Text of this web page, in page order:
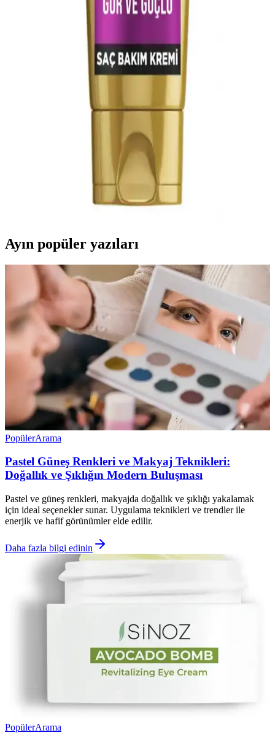
Kaminomoto Super Strength Hair Serum Gold, saç dökülmesini
azaltma ve saç sağlığını iyileştirme amacıyla kullanılan bir serumdur.
Kullanıcı deneyimleri olumlu ve olumsuz görüşler içermektedir.
Yeni Piercinglerde Bebek Tüylerinin Kontrolü ve
Bakım Yöntemleri
Yeni piercinglerde bebek tüylerinin piercinglere takılması ağrı ve
rahatsızlık yaratabilir. Jel, saç spreyi, tokalar ve hassas bakım
ürünleriyle tüylerin kontrolü sağlanabilir, piercinglerin zarar görmesi
Saç Bakımında Güçlü Formüller ve Aktif İçeriklerin
Saç bakımında güçlü formüller ve aktif içeriklerin önemi, içerik
yapısı ve kullanım önerileriyle saç sağlığını koruma ve güçlendirme
Ayın popüler yazıları
PopülerArama
Pastel Güneş Renkleri ve Makyaj Teknikleri:
Doğallık ve Şıklığın Modern Buluşması
Pastel ve güneş renkleri, makyajda doğallık ve şıklığı yakalamak
için ideal seçenekler sunar. Uygulama teknikleri ve trendler ile
enerjik ve hafif görünümler elde edilir.
Daha fazla bilgi edinin
PopülerArama